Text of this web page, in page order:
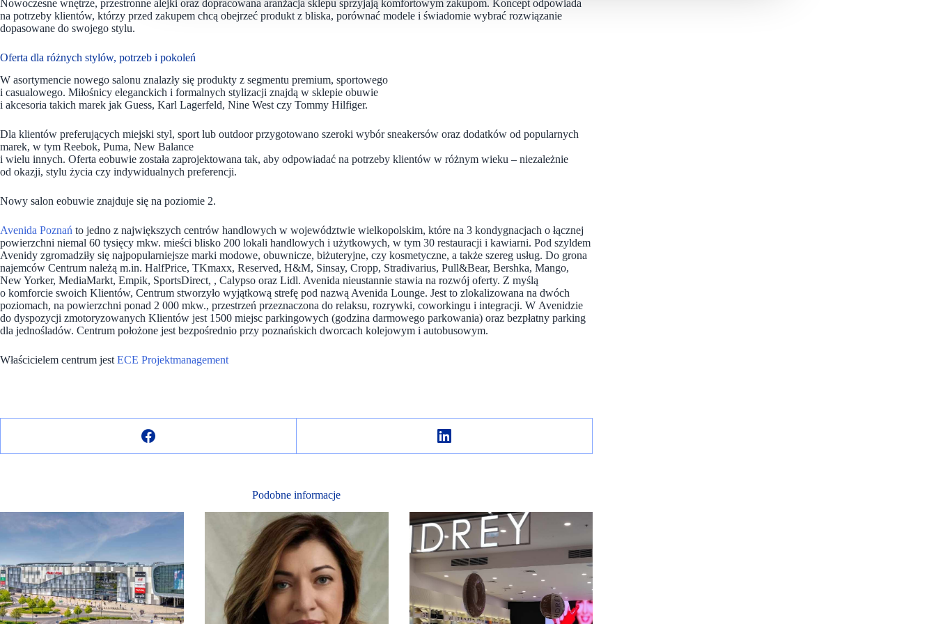
Nowoczesne wnętrze, przestronne alejki oraz dopracowana aranżacja sklepu sprzyjają komfortowym zakupom. Koncept odpowiada
na potrzeby klientów, którzy przed zakupem chcą obejrzeć produkt z bliska, porównać modele i świadomie wybrać rozwiązanie
dopasowane do swojego stylu.
Oferta dla różnych stylów, potrzeb i pokoleń
W asortymencie nowego salonu znalazły się produkty z segmentu premium, sportowego
i casualowego. Miłośnicy eleganckich i formalnych stylizacji znajdą w sklepie obuwie
i akcesoria takich marek jak Guess, Karl Lagerfeld, Nine West czy Tommy Hilfiger.
Dla klientów preferujących miejski styl, sport lub outdoor przygotowano szeroki wybór sneakersów oraz dodatków od popularnych
marek, w tym Reebok, Puma, New Balance
i wielu innych. Oferta eobuwie została zaprojektowana tak, aby odpowiadać na potrzeby klientów w różnym wieku – niezależnie
od okazji, stylu życia czy indywidualnych preferencji.
Nowy salon eobuwie znajduje się na poziomie 2.
Avenida Poznań to jedno z największych centrów handlowych w województwie wielkopolskim, które na 3 kondygnacjach o łącznej
powierzchni niemal 60 tysięcy mkw. mieści blisko 200 lokali handlowych i użytkowych, w tym 30 restauracji i kawiarni. Pod szyldem
Avenidy zgromadziły się najpopularniejsze marki modowe, obuwnicze, biżuteryjne, czy kosmetyczne, a także szereg usług. Do grona
najemców Centrum należą m.in. HalfPrice, TKmaxx, Reserved, H&M, Sinsay, Cropp, Stradivarius, Pull&Bear, Bershka, Mango,
New Yorker, MediaMarkt, Empik, SportsDirect, , Calypso oraz Lidl. Avenida nieustannie stawia na rozwój oferty. Z myślą
o komforcie swoich Klientów, Centrum stworzyło wyjątkową strefę pod nazwą Avenida Lounge. Jest to zlokalizowana na dwóch
poziomach, na powierzchni ponad 2 000 mkw., przestrzeń przeznaczona do relaksu, rozrywki, coworkingu i integracji. W Avenidzie
do dyspozycji zmotoryzowanych Klientów jest 1500 miejsc parkingowych (godzina darmowego parkowania) oraz bezpłatny parking
dla jednośladów. Centrum położone jest bezpośrednio przy poznańskich dworcach kolejowym i autobusowym.
Właścicielem centrum jestECE Projektmanagement
Podobne informacje